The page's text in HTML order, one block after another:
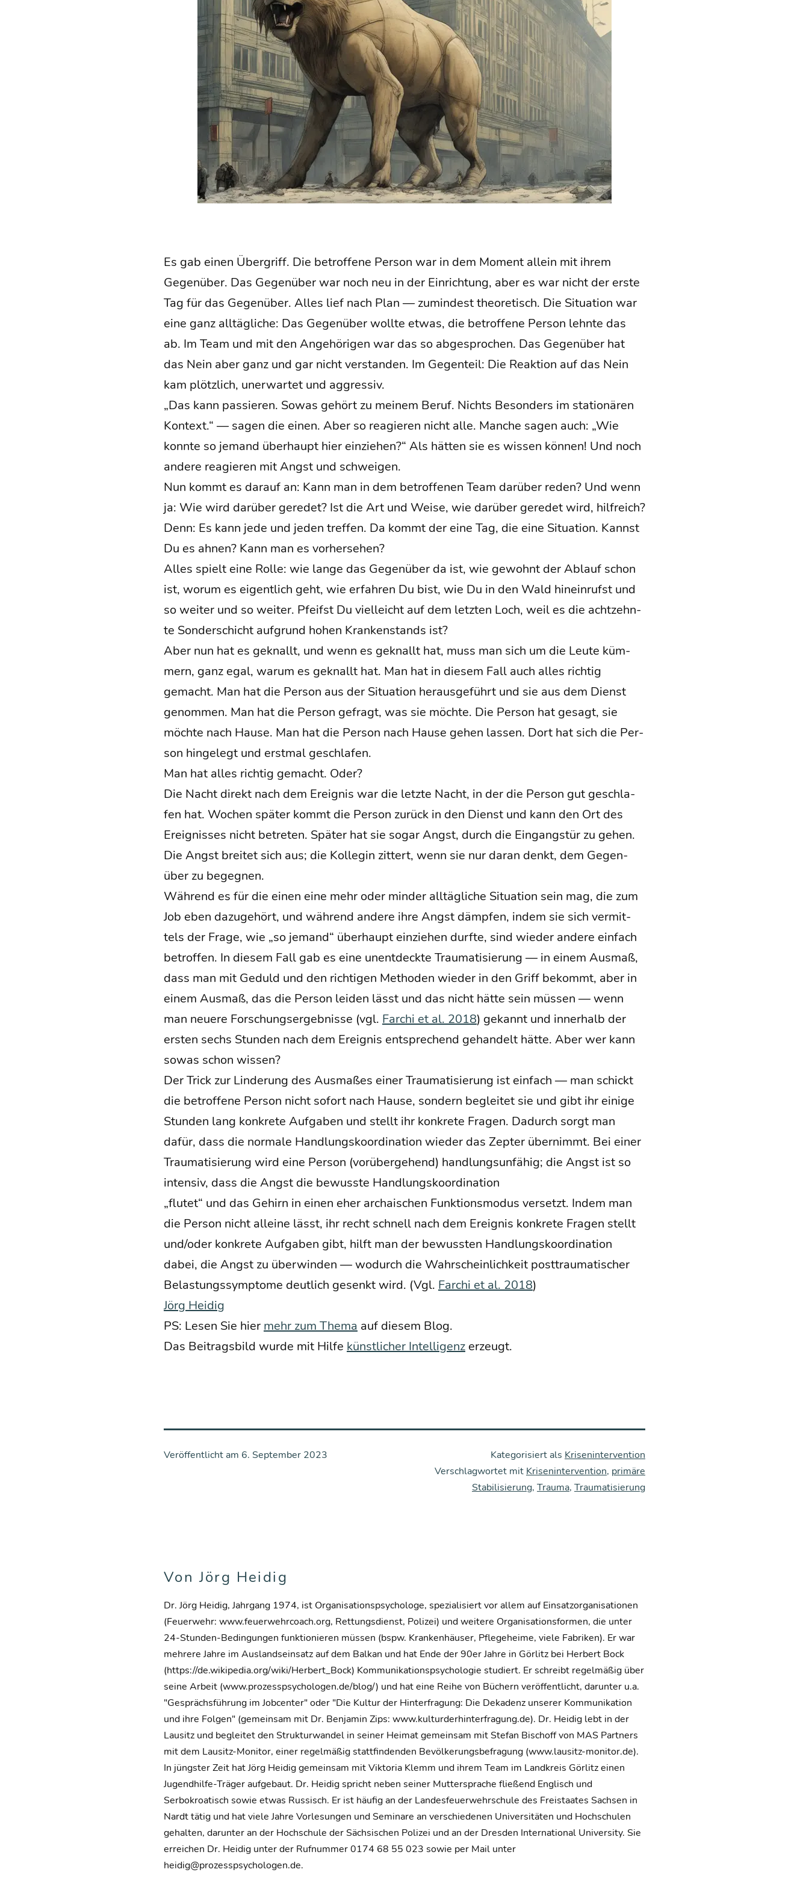
Es gab einen Über­griff. Die betrof­fe­ne Per­son war in dem Moment allein mit ihrem
Gegen­über. Das Gegen­über war noch neu in der Ein­rich­tung, aber es war nicht der ers­te
Tag für das Gegen­über. Alles lief nach Plan — zumin­dest theo­re­tisch. Die Situa­ti­on war
eine ganz all­täg­li­che: Das Gegen­über woll­te etwas, die betrof­fe­ne Per­son lehn­te das
ab. Im Team und mit den Ange­hö­ri­gen war das so abge­spro­chen. Das Gegen­über hat
das Nein aber ganz und gar nicht ver­stan­den. Im Gegen­teil: Die Reak­ti­on auf das Nein
kam plötz­lich, uner­war­tet und aggressiv.
„Das kann pas­sie­ren. Sowas gehört zu mei­nem Beruf. Nichts Beson­ders im sta­tio­nä­ren
Kon­text.“ — sagen die einen. Aber so reagie­ren nicht alle. Man­che sagen auch: „Wie
konn­te so jemand über­haupt hier ein­zie­hen?“ Als hät­ten sie es wis­sen kön­nen! Und noch
ande­re reagie­ren mit Angst und schweigen.
Nun kommt es dar­auf an: Kann man in dem betrof­fe­nen Team dar­über reden? Und wenn
ja: Wie wird dar­über gere­det? Ist die Art und Wei­se, wie dar­über gere­det wird, hilf­reich?
Denn: Es kann jede und jeden tref­fen. Da kommt der eine Tag, die eine Situa­ti­on. Kannst
Du es ahnen? Kann man es vorhersehen?
Alles spielt eine Rol­le: wie lan­ge das Gegen­über da ist, wie gewohnt der Ablauf schon
ist, wor­um es eigent­lich geht, wie erfah­ren Du bist, wie Du in den Wald hin­ein­rufst und
so wei­ter und so wei­ter. Pfeifst Du viel­leicht auf dem letz­ten Loch, weil es die acht­zehn­
te Son­der­schicht auf­grund hohen Kran­ken­stands ist?
Aber nun hat es geknallt, und wenn es geknallt hat, muss man sich um die Leu­te küm­
mern, ganz egal, war­um es geknallt hat. Man hat in die­sem Fall auch alles rich­tig
gemacht. Man hat die Per­son aus der Situa­ti­on her­aus­ge­führt und sie aus dem Dienst
genom­men. Man hat die Per­son gefragt, was sie möch­te. Die Per­son hat gesagt, sie
möch­te nach Hau­se. Man hat die Per­son nach Hau­se gehen las­sen. Dort hat sich die Per­
son hin­ge­legt und erst­mal geschlafen.
Man hat alles rich­tig gemacht. Oder?
Die Nacht direkt nach dem Ereig­nis war die letz­te Nacht, in der die Per­son gut geschla­
fen hat. Wochen spä­ter kommt die Per­son zurück in den Dienst und kann den Ort des
Ereig­nis­ses nicht betre­ten. Spä­ter hat sie sogar Angst, durch die Ein­gangs­tür zu gehen.
Die Angst brei­tet sich aus; die Kol­le­gin zit­tert, wenn sie nur dar­an denkt, dem Gegen­
über zu begegnen.
Wäh­rend es für die einen eine mehr oder min­der all­täg­li­che Situa­ti­on sein mag, die zum
Job eben dazu­ge­hört, und wäh­rend ande­re ihre Angst dämp­fen, indem sie sich ver­mit­
tels der Fra­ge, wie „so jemand“ über­haupt ein­zie­hen durf­te, sind wie­der ande­re ein­fach
betrof­fen. In die­sem Fall gab es eine unent­deck­te Trau­ma­ti­sie­rung — in einem Aus­maß,
dass man mit Geduld und den rich­ti­gen Metho­den wie­der in den Griff bekommt, aber in
einem Aus­maß, das die Per­son lei­den lässt und das nicht hät­te sein müs­sen — wenn
man neue­re For­schungs­er­geb­nis­se (vgl. Far­chi et al. 2018) gekannt und inner­halb der
ers­ten sechs Stun­den nach dem Ereig­nis ent­spre­chend gehan­delt hät­te. Aber wer kann
sowas schon wissen?
Der Trick zur Lin­de­rung des Aus­ma­ßes einer Trau­ma­ti­sie­rung ist ein­fach — man schickt
die betrof­fe­ne Per­son nicht sofort nach Hau­se, son­dern beglei­tet sie und gibt ihr eini­ge
Stun­den lang kon­kre­te Auf­ga­ben und stellt ihr kon­kre­te Fra­gen. Dadurch sorgt man
dafür, dass die nor­ma­le Hand­lungs­ko­or­di­na­ti­on wie­der das Zep­ter über­nimmt. Bei einer
Trau­ma­ti­sie­rung wird eine Per­son (vor­über­ge­hend) hand­lungs­un­fä­hig; die Angst ist so
inten­siv, dass die Angst die bewuss­te Hand­lungs­ko­or­di­na­ti­on
„flu­tet“ und das Gehirn in einen eher archai­schen Funk­ti­ons­mo­dus ver­setzt. Indem man
die Per­son nicht allei­ne lässt, ihr recht schnell nach dem Ereig­nis kon­kre­te Fra­gen stellt
und/oder kon­kre­te Auf­ga­ben gibt, hilft man der bewuss­ten Hand­lungs­ko­or­di­na­ti­on
dabei, die Angst zu über­win­den — wodurch die Wahr­schein­lich­keit post­trau­ma­ti­scher
Belas­tungs­sym­pto­me deut­lich gesenkt wird. (Vgl. Far­chi et al. 2018)
Jörg Hei­dig
PS: Lesen Sie hier mehr zum The­ma auf die­sem Blog.
Das Bei­trags­bild wur­de mit Hil­fe künst­li­cher Intel­li­genz erzeugt.
Veröffentlicht am 6. September 2023 Kategorisiert als Krisenintervention
Verschlagwortet mit Krisenintervention, primäre
Stabilisierung, Trauma, Traumatisierung
Von Jörg Heidig
Dr. Jörg Heidig, Jahrgang 1974, ist Organisationspsychologe, spezialisiert vor allem auf Einsatzorganisationen
(Feuerwehr: www.feuerwehrcoach.org, Rettungsdienst, Polizei) und weitere Organisationsformen, die unter
24-Stunden-Bedingungen funktionieren müssen (bspw. Krankenhäuser, Pflegeheime, viele Fabriken). Er war
mehrere Jahre im Auslandseinsatz auf dem Balkan und hat Ende der 90er Jahre in Görlitz bei Herbert Bock
(https://de.wikipedia.org/wiki/Herbert_Bock) Kommunikationspsychologie studiert. Er schreibt regelmäßig über
seine Arbeit (www.prozesspsychologen.de/blog/) und hat eine Reihe von Büchern veröffentlicht, darunter u.a.
"Gesprächsführung im Jobcenter" oder "Die Kultur der Hinterfragung: Die Dekadenz unserer Kommunikation
und ihre Folgen" (gemeinsam mit Dr. Benjamin Zips: www.kulturderhinterfragung.de). Dr. Heidig lebt in der
Lausitz und begleitet den Strukturwandel in seiner Heimat gemeinsam mit Stefan Bischoff von MAS Partners
mit dem Lausitz-Monitor, einer regelmäßig stattfindenden Bevölkerungsbefragung (www.lausitz-monitor.de).
In jüngster Zeit hat Jörg Heidig gemeinsam mit Viktoria Klemm und ihrem Team im Landkreis Görlitz einen
Jugendhilfe-Träger aufgebaut. Dr. Heidig spricht neben seiner Muttersprache fließend Englisch und
Serbokroatisch sowie etwas Russisch. Er ist häufig an der Landesfeuerwehrschule des Freistaates Sachsen in
Nardt tätig und hat viele Jahre Vorlesungen und Seminare an verschiedenen Universitäten und Hochschulen
gehalten, darunter an der Hochschule der Sächsischen Polizei und an der Dresden International University. Sie
erreichen Dr. Heidig unter der Rufnummer 0174 68 55 023 sowie per Mail unter
heidig@prozesspsychologen.de.